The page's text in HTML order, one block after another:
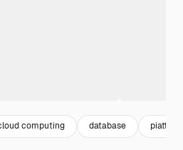
computing database